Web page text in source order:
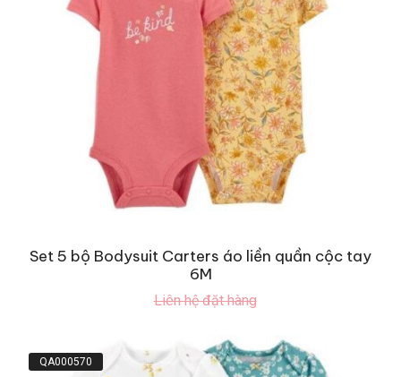
Set 5 bộ Bodysuit Carters áo liền quần cộc tay
6M
Liên hệ đặt hàng
QA000570